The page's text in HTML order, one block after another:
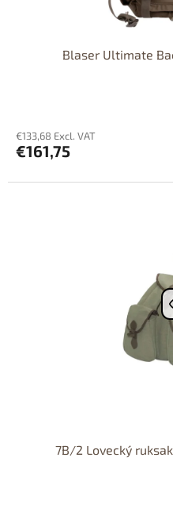
Blaser Ultimate
€133,68 Excl. VAT
€161,75
7B/2 Lovecký